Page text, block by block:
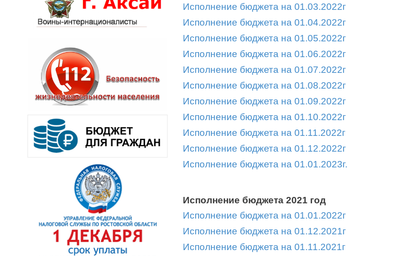
Исполнение бюджета на 01.03.2022г
Исполнение бюджета на 01.04.2022г
Исполнение бюджета на 01.05.2022г
Исполнение бюджета на 01.06.2022г
Исполнение бюджета на 01.07.2022г
Исполнение бюджета на 01.08.2022г
Исполнение бюджета на 01.09.2022г
Исполнение бюджета на 01.10.2022г
Исполнение бюджета на 01.11.2022г
Исполнение бюджета на 01.12.2022г
Исполнение бюджета на 01.01.2023г.
Исполнение бюджета 2021 год
Исполнение бюджета на 01.01.2022г
Исполнение бюджета на 01.12.2021г
Исполнение бюджета на 01.11.2021г